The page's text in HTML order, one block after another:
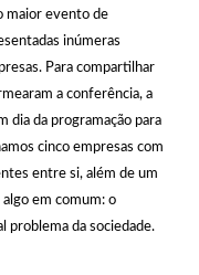
maior evento de
inúmeras
Para compartilhar
a conferência, a
dia da programação para
cinco empresas com
entre si, além de um
em comum: o
problema da sociedade.